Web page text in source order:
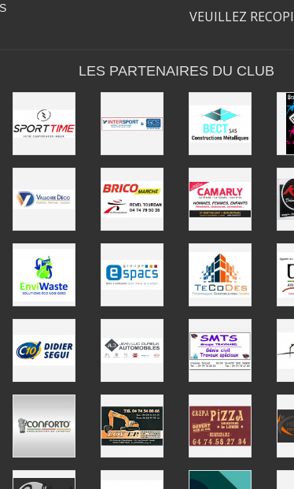
VEUILLEZ
LES PARTENAIRES DU CLUB